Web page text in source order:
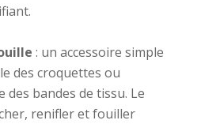
: un accessoire simple
des croquettes ou
bandes de tissu. Le
renifler et fouiller